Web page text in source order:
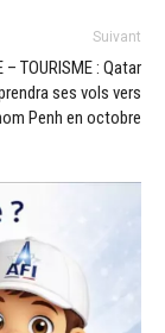
Suivant
– TOURISME : Qatar
ses vols vers
Penh en octobre